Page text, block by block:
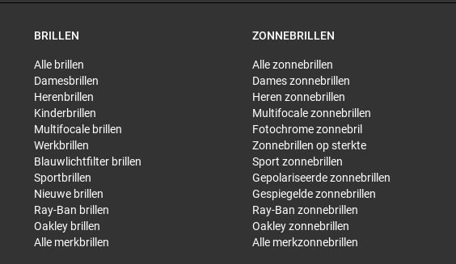
BRILLEN
Alle brillen
Damesbrillen
Herenbrillen
Kinderbrillen
Multifocale brillen
Werkbrillen
Blauwlichtfilter brillen
Sportbrillen
Nieuwe brillen
Ray-Ban brillen
Oakley brillen
Alle merkbrillen
ZONNEBRILLEN
Alle zonnebrillen
Dames zonnebrillen
Heren zonnebrillen
Multifocale zonnebrillen
Fotochrome zonnebril
Zonnebrillen op sterkte
Sport zonnebrillen
Gepolariseerde zonnebrillen
Gespiegelde zonnebrillen
Ray-Ban zonnebrillen
Oakley zonnebrillen
Alle merkzonnebrillen